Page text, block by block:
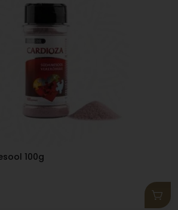
teket ning nede
kontrollitud kvaliteediga kroomi
mis hoiavad Sinu head tervist.
telli tooted kiirelt ja mugavalt
100g